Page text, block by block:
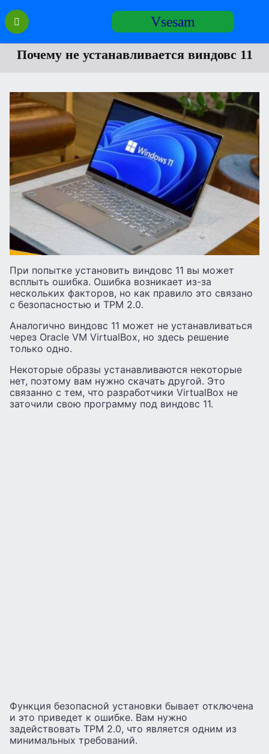
Перейти
содержанию
Vsesam
Почему не устанавливается виндовс 11
При попытке установить виндовс 11 вы может
всплыть ошибка. Ошибка возникает из-за
нескольких факторов, но как правило это связано
с безопасностью и TPM 2.0.
Аналогично виндовс 11 может не устанавливаться
через Oracle VM VirtualBox, но здесь решение
только одно.
Некоторые образы устанавливаются некоторые
нет, поэтому вам нужно скачать другой. Это
связанно с тем, что разработчики VirtualBox не
заточили свою программу под виндовс 11.
Функция безопасной установки бывает отключена
и это приведет к ошибке. Вам нужно
задействовать TPM 2.0, что является одним из
минимальных требований.